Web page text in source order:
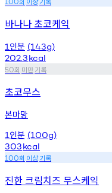
바나나 초코케익
1 인분 (143g)
202.3kcal
50회 미만기록
초코무스
본마망
1 인분 (100g)
303kcal
100회 이상기록
진한 크림치즈 무스케익